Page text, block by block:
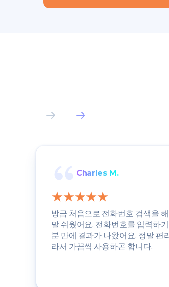
Charles M.
방금 처음으로 전화번호 검색을
말 쉬웠어요. 전화번호를 입력하
분 만에 결과가 나왔어요. 정말 편
라서 가끔씩 사용하곤 합니다.